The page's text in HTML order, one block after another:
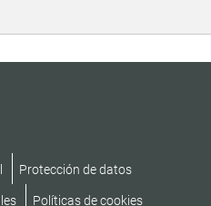
Protección de datos
Políticas de cookies